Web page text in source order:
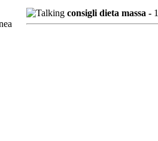
consigli dieta massa -